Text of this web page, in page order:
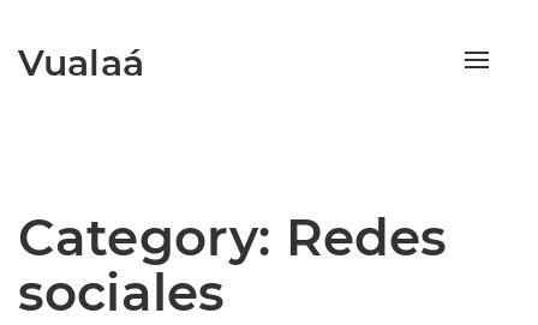
Vualaá
Toggle
Category: Redes
sociales